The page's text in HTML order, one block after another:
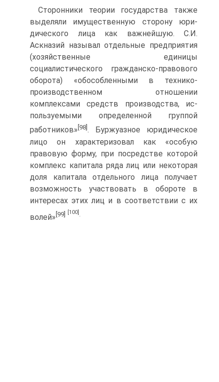
Сторонники теории государства также
выделяли имущественную сторону юри­
дического лица как важнейшую. С.И.
Аскназий называл отдельные предприятия
(хо­зяйственные единицы
социалистического гражданско-правового
оборота) «обособлен­ными в технико-
производственном отношении
комплексами средств производства, ис­
пользуемыми определенной группой
работников» [98] . Буржуазное юридическое
лицо он характеризовал как «особую
правовую форму, при посредстве которой
комплекс капи­тала ряда лиц или некоторая
доля капитала отдельного лица получает
возможность участвовать в обороте в
интересах этих лиц и в соответствии с их
волей» [99] [100] .